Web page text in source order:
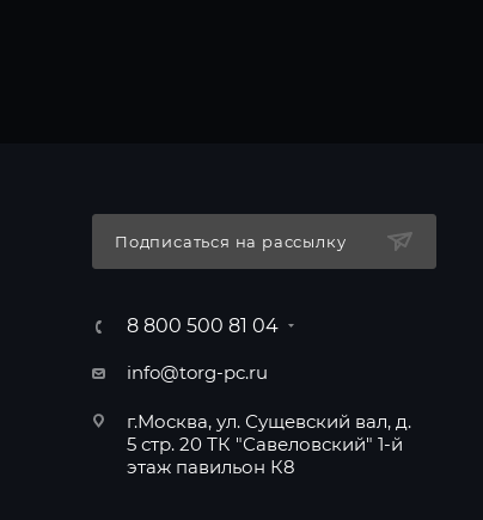
Подписаться на рассылку
8 800 500 81 04
info@torg-pc.ru
г.Москва, ул. Сущевский вал, д.
5 стр. 20 ТК "Савеловский" 1-й
этаж павильон К8